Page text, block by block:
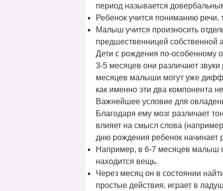
период называется
Ребенок учится пониманию речи,
Малыш учится произносить
предшественницей собственной
Дети с рождения по-особенному
3-5 месяцев они различают
месяцев малыши могут уже
как именно эти два компонента
Важнейшее условие для
Благодаря ему мозг различает
влияет на смысл слова
дню рождения ребенок начинает
Например, в 6-7 месяцев малыш
находится вещь.
Через месяц он в состоянии
простые действия, играет в